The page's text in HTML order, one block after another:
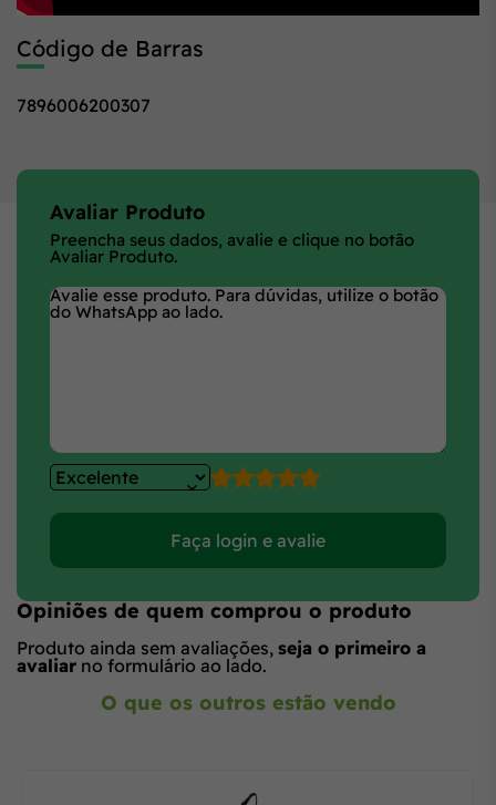
Código de Barras
7896006200307
Avaliar Produto
Preencha seus dados, avalie e clique no botão
Avaliar Produto.
Faça login e avalie
Opiniões de quem comprou o produto
Produto ainda sem avaliações, seja o primeiro a
avaliar no formulário ao lado.
O que os outros estão vendo